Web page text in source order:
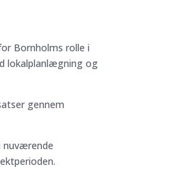
Bornholms rolle i
lokalplanlægning og
gennem
nuværende